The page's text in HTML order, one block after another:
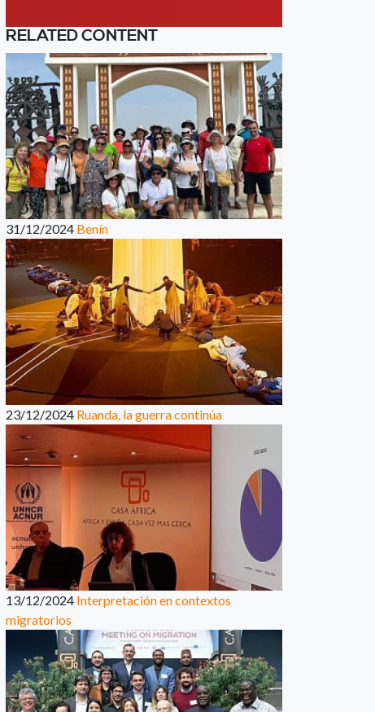
RELATED CONTENT
31/12/2024 Benín
23/12/2024 Ruanda, la guerra continúa
13/12/2024 Interpretación en contextos
migratorios